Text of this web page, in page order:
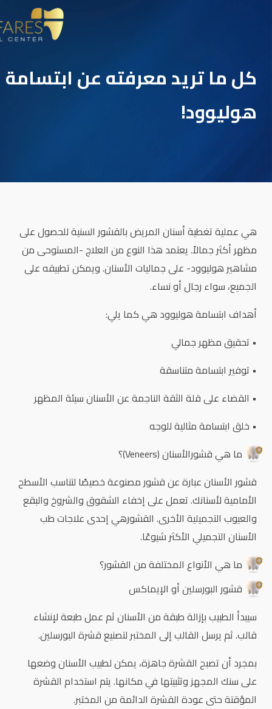
كل ما تريد معرفته عن ابتسامة
هوليوود!
هي عملية تغطية أسنان المريض بالقشور السنية للحصول على
مظهر أكثر جمالاً. يعتمد هذا النوع من العلاج -المستوحى من
مشاهير هوليوود- على جماليات الأسنان. ويمكن تطبيقه على
الجميع، سواء رجال أو نساء.
أهداف ابتسامة هوليوود هي كما يلي:
• تحقيق مظهر جمالي
• توفير ابتسامة متناسقة
• القضاء على قلة الثقة الناجمة عن الأسنان سيئة المظهر
• خلق ابتسامة مثالية للوجه
ما هي قشورالأسنان (Veneers)؟
قشور الأسنان عبارة عن قشور مصنوعة خصيصًا لتناسب الأسطح
الأمامية لأسنانك. تعمل على إخفاء الشقوق والشروخ والبقع
والعيوب التجميلية الأخرى. القشورهي إحدى علاجات طب
الأسنان التجميلي الأكثر شيوعًا.
ما هي الأنواع المختلفة من القشور؟
قشور البورسلين أو الإيماكس
سيبدأ الطبيب بإزالة طبقة من الأسنان ثم عمل طبعة لإنشاء
قالب. ثم يرسل القالب إلى المختبر لتصنيع قشرة البورسلين.
بمجرد أن تصبح القشرة جاهزة، يمكن لطبيب الأسنان وضعها
على سنك المجهز وتثبيتها في مكانها. يتم استخدام القشرة
المؤقتة حتى عودة القشرة الدائمة من المختبر.